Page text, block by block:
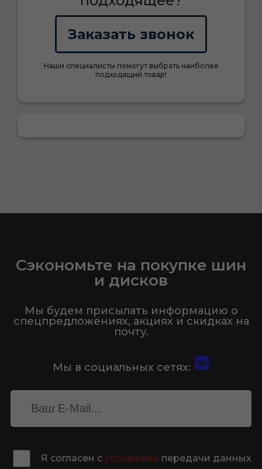
Заказать звонок
Наши специалисты помогут выбрать наиболее
подходящий товар!
Сэкономьте на покупке шин
и дисков
Мы будем присылать информацию о
спецпредложениях, акциях и скидках на
почту.
Мы в социальных сетях:
Я согласен с условиями передачи данных